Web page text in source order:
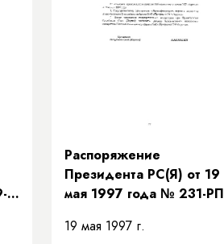
Распоряжение
Президента РС(Я) от 19
мая 1997 года № 231-РП
Бестяхской нефтебазы
19 мая 1997 г.